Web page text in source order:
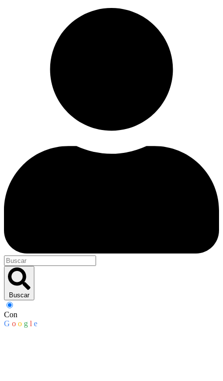
Buscar
Con
G o o g l e